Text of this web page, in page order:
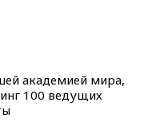
академией мира,
100 ведущих